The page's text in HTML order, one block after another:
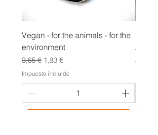
Vegan - for the animals - for the
environment
Precio
3,65 € Precio de oferta
1,83 €
Impuesto incluido
Precio
3,65 €